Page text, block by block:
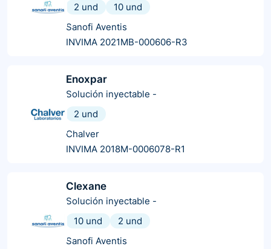
2 und
10 und
Sanofi Aventis
INVIMA 2021MB-000606-R3
Enoxpar
Solución inyectable -
2 und
Chalver
INVIMA 2018M-0006078-R1
Clexane
Solución inyectable -
10 und
2 und
Sanofi Aventis